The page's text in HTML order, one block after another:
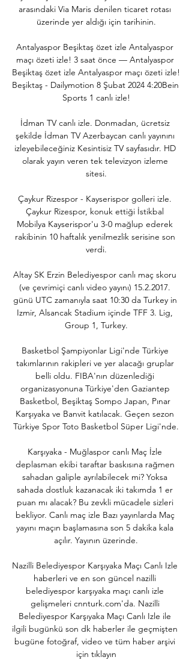
arasındaki Via Maris denilen ticaret rotası
üzerinde yer aldığı için tarihinin.
Antalyaspor Beşiktaş özet izle Antalyaspor
maçı özeti izle! 3 saat önce — Antalyaspor
Beşiktaş özet izle Antalyaspor maçı özeti izle!
Beşiktaş - Dailymotion 8 Şubat 2024 4:20Bein
Sports 1 canlı izle!
İdman TV canlı izle. Donmadan, ücretsiz
şekilde İdman TV Azerbaycan canlı yayınını
izleyebileceğiniz Kesintisiz TV sayfasıdır. HD
olarak yayın veren tek televizyon izleme
sitesi.
Çaykur Rizespor - Kayserispor golleri izle.
Çaykur Rizespor, konuk ettiği İstikbal
Mobilya Kayserispor'u 3-0 mağlup ederek
rakibinin 10 haftalık yenilmezlik serisine son
verdi.
Altay SK Erzin Belediyespor canlı maç skoru
(ve çevrimiçi canlı video yayını) 15.2.2017.
günü UTC zamanıyla saat 10:30 da Turkey in
Izmir, Alsancak Stadium içinde TFF 3. Lig,
Group 1, Turkey.
Basketbol Şampiyonlar Ligi'nde Türkiye
takımlarının rakipleri ve yer alacağı gruplar
belli oldu. FIBA'nın düzenlediği
organizasyonuna Türkiye'den Gaziantep
Basketbol, Beşiktaş Sompo Japan, Pınar
Karşıyaka ve Banvit katılacak. Geçen sezon
Türkiye Spor Toto Basketbol Süper Ligi'nde.
Karşıyaka - Muğlaspor canlı Maç İzle
deplasman ekibi taraftar baskısına rağmen
sahadan galiple ayrılabilecek mi? Yoksa
sahada dostluk kazanacak iki takımda 1 er
puan mı alacak? Bu zevkli mücadele sizleri
bekliyor. Canlı maç izle Bazı yayınlarda Maç
yayını maçın başlamasına son 5 dakika kala
açılır. Yayının üzerinde.
Nazilli Belediyespor Karşıyaka Maçı Canlı Izle
haberleri ve en son güncel nazilli
belediyespor karşıyaka maçı canlı izle
gelişmeleri cnnturk.com'da. Nazilli
Belediyespor Karşıyaka Maçı Canlı Izle ile
ilgili bugünkü son dk haberler ile geçmişten
bugüne fotoğraf, video ve tüm haber arşivi
için tıklayın